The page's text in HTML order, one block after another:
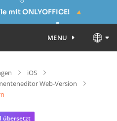
mit ONLYOFFICE!
MENU
iOS
Web-Version
übersetzt